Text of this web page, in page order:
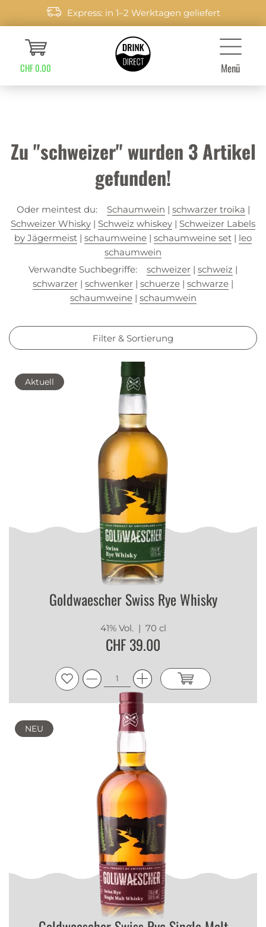
Express: in 1–2 Werktagen geliefert
CHF 0.00 Menü
Zu "schweizer" wurden 3Artikel
gefunden!
Oder meintest du: Schaumwein | schwarzer troika |
Schweizer Whisky | Schweiz whiskey | Schweizer Labels
by Jägermeist | schaumweine | schaumweine set | leo
schaumwein
Verwandte Suchbegriffe:
schweizer | schweiz |
schwarzer | schwenker | schuerze | schwarze |
schaumweine| schaumwein
Filter & Sortierung
Aktuell
Goldwaescher Swiss Rye Whisky
41% Vol. | 70 cl
CHF 39.00
NEU